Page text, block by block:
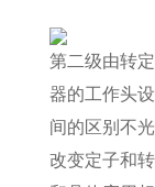
第二级由转
器的工作头
间的区别不
改变定子和